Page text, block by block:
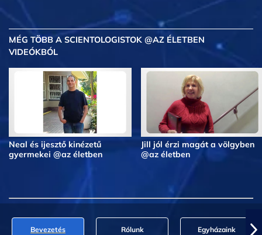
MÉG TÖBB A SCIENTOLOGISTOK @AZ ÉLETBEN
VIDEÓKBÓL
Neal és ijesztő kinézetű
gyermekei @az életben
Jill jól érzi magát a völgyben
@az életben
Bevezetés Rólunk Egyházaink